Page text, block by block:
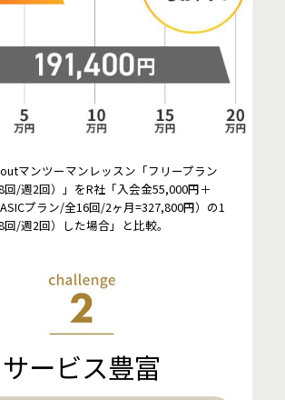
マンツーマンレッスン「フリープラン
/週2回）」をR社「入会金55,000円＋
プラン/全16回/2ヶ月=327,800円）の1
/週2回）した場合」と比較。
サービス豊富